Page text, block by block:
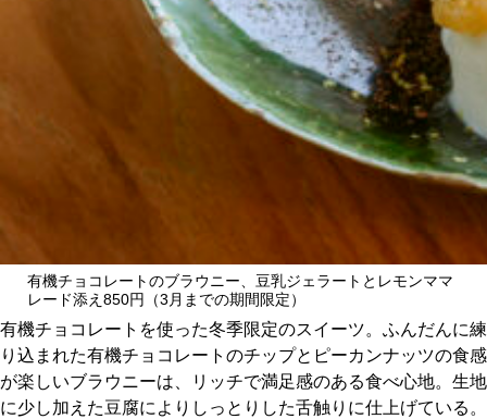
有機チョコレートのブラウニー、豆乳ジェラートとレモンママ
レード添え850円（3月までの期間限定）
有機チョコレートを使った冬季限定のスイーツ。ふんだんに練
り込まれた有機チョコレートのチップとピーカンナッツの食感
が楽しいブラウニーは、リッチで満足感のある食べ心地。生地
に少し加えた豆腐によりしっとりした舌触りに仕上げている。